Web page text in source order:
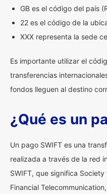
GB es el código del país
22 es el código de la
XXX representa la sede
Es importante utilizar el
transferencias
fondos lleguen al destino
¿Qué es un
Un pago SWIFT es una
realizada a través de la red
SWIFT, que significa
Financial